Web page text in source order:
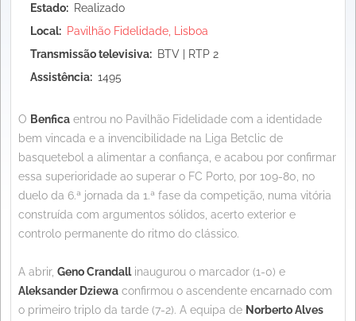
Estado
Realizado
Local
Pavilhão Fidelidade, Lisboa
Transmissão televisiva
BTV | RTP 2
Assistência
1495
O Benfica entrou no Pavilhão Fidelidade com a identidade
bem vincada e a invencibilidade na Liga Betclic de
basquetebol a alimentar a confiança, e acabou por confirmar
essa superioridade ao superar o FC Porto, por 109-80, no
duelo da 6.ª jornada da 1.ª fase da competição, numa vitória
construída com argumentos sólidos, acerto exterior e
controlo permanente do ritmo do clássico.
A abrir, Geno Crandallinaugurou o marcador (1-0) e
Aleksander Dziewa confirmou o ascendente encarnado com
o primeiro triplo da tarde (7-2). A equipa de Norberto Alves